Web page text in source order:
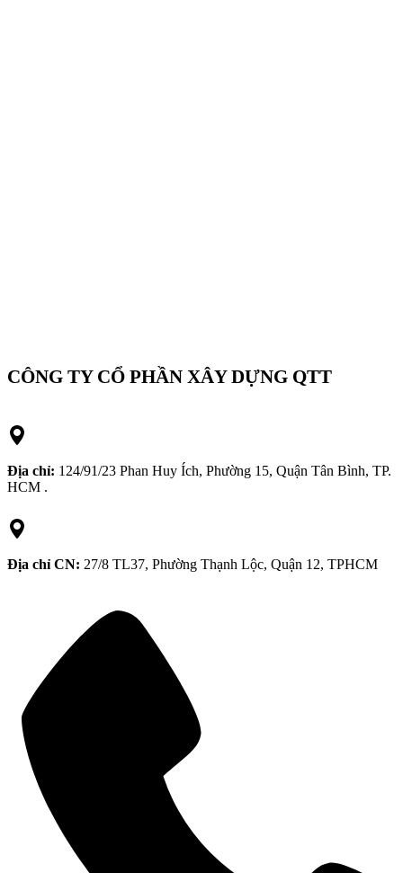
CÔNG TY CỔ PHẦN XÂY DỰNG QTT
Địa chỉ: 124/91/23 Phan Huy Ích, Phường 15, Quận Tân Bình, TP.
HCM .
Địa chỉ CN: 27/8 TL37, Phường Thạnh Lộc, Quận 12, TPHCM